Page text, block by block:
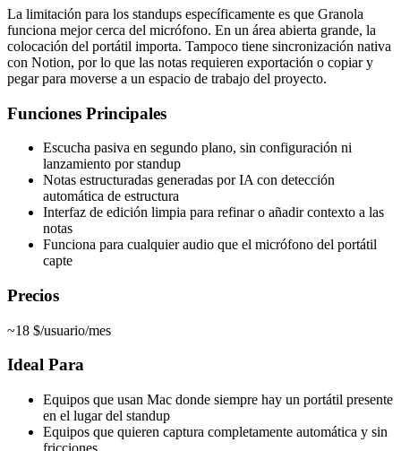
La limitación para los standups específicamente es que Granola
funciona mejor cerca del micrófono. En un área abierta grande, la
colocación del portátil importa. Tampoco tiene sincronización nativa
con Notion, por lo que las notas requieren exportación o copiar y
pegar para moverse a un espacio de trabajo del proyecto.
Funciones Principales
Escucha pasiva en segundo plano, sin configuración ni
lanzamiento por standup
Notas estructuradas generadas por IA con detección
automática de estructura
Interfaz de edición limpia para refinar o añadir contexto a las
notas
Funciona para cualquier audio que el micrófono del portátil
capte
Precios
~18 $/usuario/mes
Ideal Para
Equipos que usan Mac donde siempre hay un portátil presente
en el lugar del standup
Equipos que quieren captura completamente automática y sin